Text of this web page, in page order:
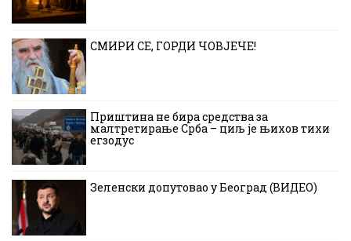
СМИРИ СЕ, ГОРДИ ЧОВЈЕЧЕ!
Приштина не бира средства за
малтретирање Срба – циљ је њихов тихи
егзодус
Зеленски допутовао у Београд (ВИДЕО)